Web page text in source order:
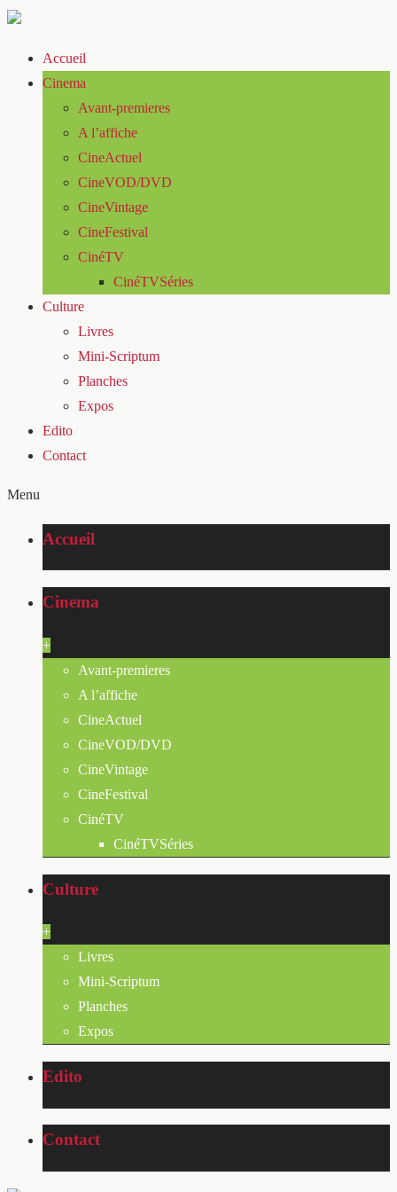
Accueil
Cinema
Avant-premieres
A l’affiche
CineActuel
CineVOD/DVD
CineVintage
CineFestival
CinéTV
CinéTVSéries
Culture
Livres
Mini-Scriptum
Planches
Expos
Edito
Contact
Menu
Accueil
Cinema
+
Avant-premieres
A l’affiche
CineActuel
CineVOD/DVD
CineVintage
CineFestival
CinéTV
CinéTVSéries
Culture
+
Livres
Mini-Scriptum
Planches
Expos
Edito
Contact